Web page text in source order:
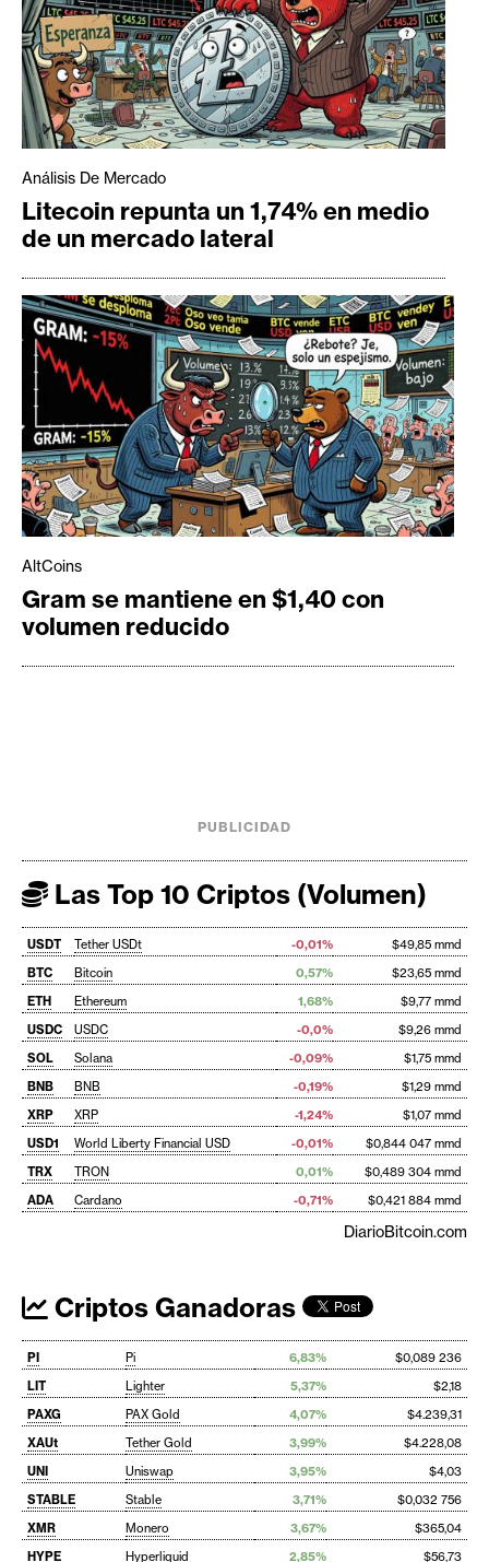
Análisis De Mercado
Litecoin repunta un 1,74% en medio
de un mercado lateral
AltCoins
Gram se mantiene en $1,40 con
volumen reducido
PUBLICIDAD
Las Top 10 Criptos (Volumen)
USDT Tether USDt -0,01%
$49,85 mmd
BTC
Bitcoin 0,57%
$23,65 mmd
ETH
Ethereum 1,68%
$9,77 mmd
USDC
USDC -0,0%
$9,26 mmd
SOL
Solana -0,09%
$1,75 mmd
BNB
BNB -0,19%
$1,29 mmd
XRP
XRP -1,24%
$1,07 mmd
USD1
World Liberty Financial USD -0,01%
$0,844 047 mmd
TRX
TRON 0,01%
$0,489 304 mmd
ADA
Cardano -0,71% $0,421 884 mmd
DiarioBitcoin.com
Criptos Ganadoras
PI Pi 6,83%
$0,089 236
LIT
Lighter 5,37%
$2,18
PAXG
PAX Gold 4,07%
$4.239,31
XAUt
Tether Gold 3,99%
$4.228,08
UNI
Uniswap 3,95%
$4,03
STABLE
Stable 3,71%
$0,032 756
XMR
Monero 3,67%
$365,04
HYPE
Hyperliquid 2,85%
$56,73